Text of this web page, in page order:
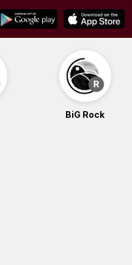
BiG Rock